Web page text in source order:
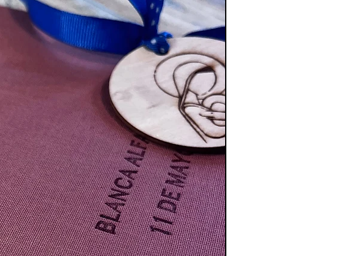
devolución, adjunta tus datos de contacto y número de
pedido.